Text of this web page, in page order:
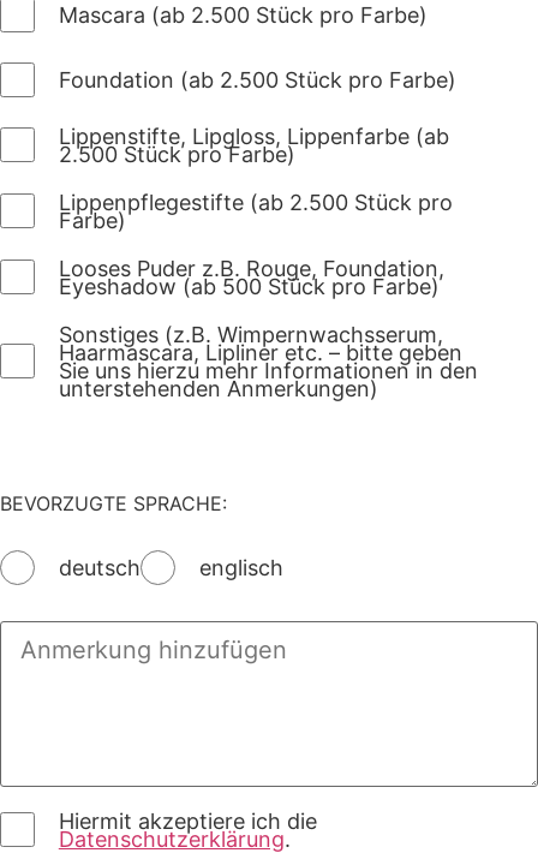
Mascara (ab 2.500 Stück pro Farbe)
Foundation (ab 2.500 Stück pro Farbe)
Lippenstifte, Lipgloss, Lippenfarbe (ab
2.500 Stück pro Farbe)
Lippenpflegestifte (ab 2.500 Stück pro
Farbe)
Looses Puder z.B. Rouge, Foundation,
Eyeshadow (ab 500 Stück pro Farbe)
Sonstiges (z.B. Wimpernwachsserum,
Haarmascara, Lipliner etc. – bitte geben
Sie uns hierzu mehr Informationen in den
unterstehenden Anmerkungen)
BEVORZUGTE SPRACHE:
deutsch englisch
Hiermit akzeptiere ich die
Datenschutzerklärung.